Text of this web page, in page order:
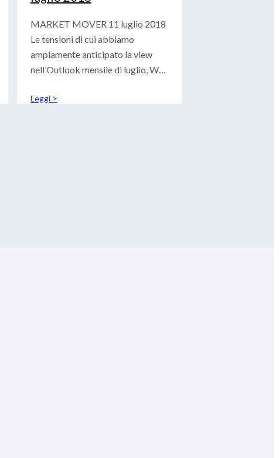
MARKET MOVER 11 luglio 2018
Le tensioni di cui abbiamo
ampiamente anticipato la view
nell’Outlook mensile di luglio, WB
Leggi >